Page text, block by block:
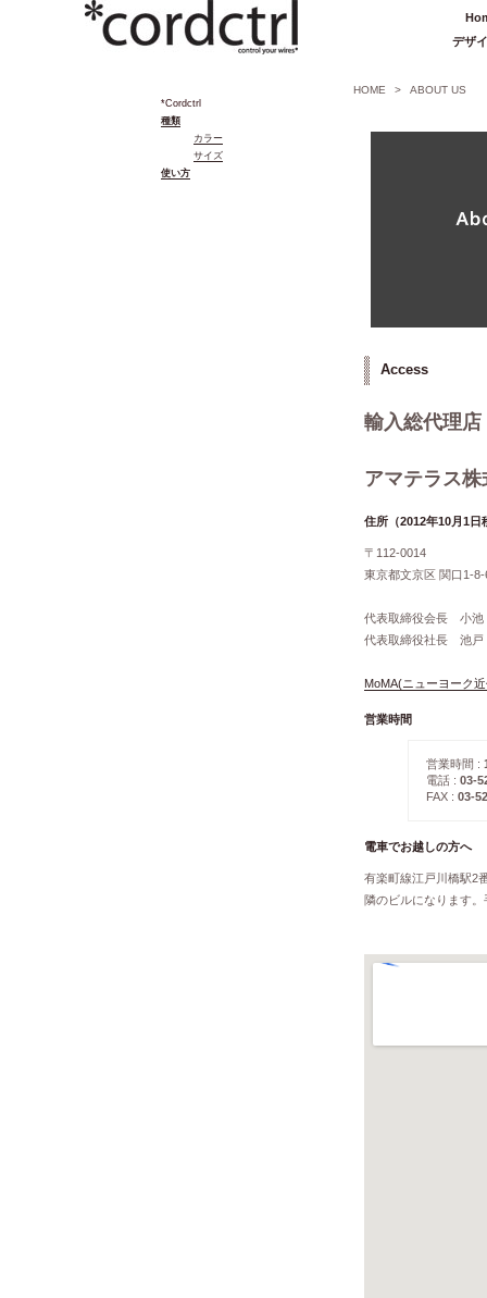
デザ
HOME > ABOUT US
Access
輸入総代理店
アマテラス
住所（2012年10月1日
〒112-0014
東京都文京区 関口1-
代表取締役会長 小
代表取締役社長 池
MoMA(ニューヨーク
営業時間
営業時間 :
電話 : 03-
FAX : 03-
電車でお越しの方へ
有楽町線江戸川橋駅2
隣のビルになります
*Cordctrl
種類
カラー
サイズ
使い方